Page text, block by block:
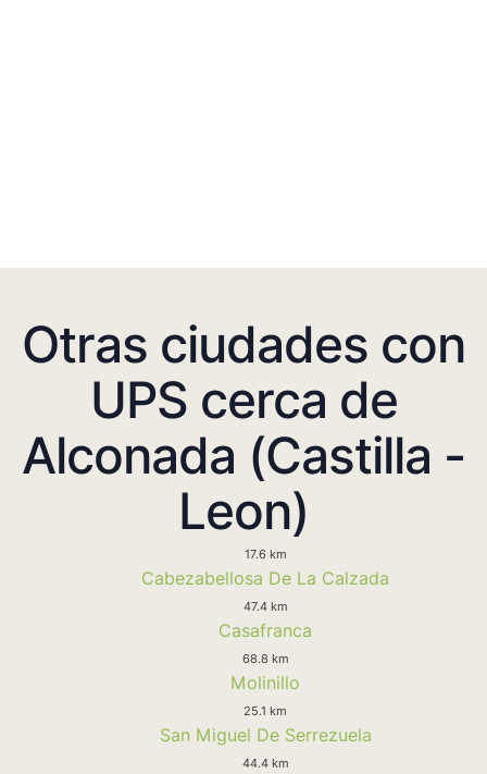
Otras ciudades con
UPS cerca de
Alconada (Castilla -
Leon)
17.6 km
Cabezabellosa De La Calzada
47.4 km
Casafranca
68.8 km
Molinillo
25.1 km
San Miguel De Serrezuela
44.4 km